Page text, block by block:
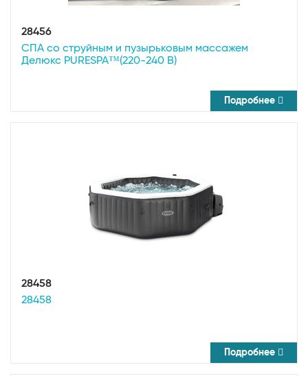
28456
СПА со струйным и пузырьковым массажем
Делюкс PURESPA™(220-240 В)
Подробнее
28458
28458
Подробнее